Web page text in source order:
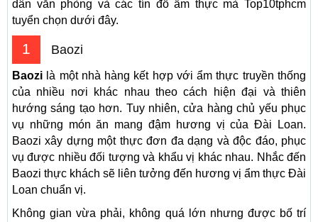
dân văn phòng và các tín đồ ẩm thực mà Top10tphcm
tuyển chọn dưới đây.
1 Baozi
Baozi là một nhà hàng kết hợp với ẩm thực truyền thống
của nhiều nơi khác nhau theo cách hiện đại và thiên
hướng sáng tạo hơn. Tuy nhiên, cửa hàng chủ yếu phục
vụ những món ăn mang đậm hương vị của Đài Loan.
Baozi xây dựng một thực đơn đa dạng và độc đáo, phục
vụ được nhiều đối tượng và khẩu vị khác nhau. Nhắc đến
Baozi thực khách sẽ liên tưởng đến hương vị ẩm thực Đài
Loan chuẩn vị.
Không gian vừa phải, không quá lớn nhưng được bố trí